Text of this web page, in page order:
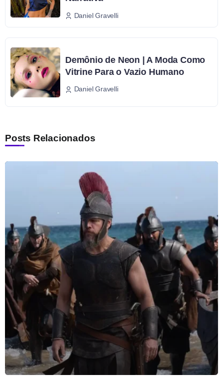
Daniel Gravelli
Demônio de Neon | A Moda Como
Vitrine Para o Vazio Humano
Daniel Gravelli
Posts Relacionados